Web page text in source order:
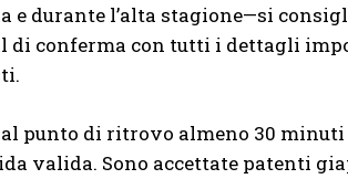
durante l’alta stagione—si
di conferma con tutti i dettagli
punto di ritrovo almeno 30
valida. Sono accettate patenti